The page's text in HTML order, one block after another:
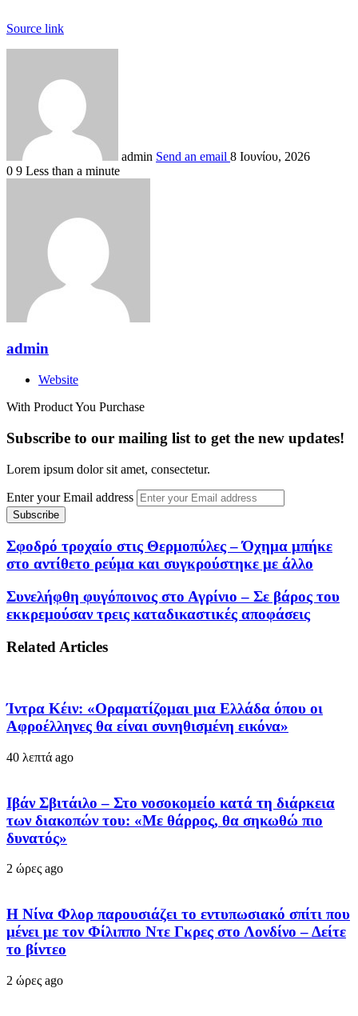
Source link
admin Send an email 8 Ιουνίου, 2026
0 9 Less than a minute
admin
Website
With Product You Purchase
Subscribe to our mailing list to get the new updates!
Lorem ipsum dolor sit amet, consectetur.
Enter your Email address
Σφοδρό τροχαίο στις Θερμοπύλες – Όχημα μπήκε
στο αντίθετο ρεύμα και συγκρούστηκε με άλλο
Συνελήφθη φυγόποινος στο Αγρίνιο – Σε βάρος του
εκκρεμούσαν τρεις καταδικαστικές αποφάσεις
Related Articles
Ίντρα Κέιν: «Οραματίζομαι μια Ελλάδα όπου οι
Αφροέλληνες θα είναι συνηθισμένη εικόνα»
40 λεπτά ago
Ιβάν Σβιτάιλο – Στο νοσοκομείο κατά τη διάρκεια
των διακοπών του: «Με θάρρος, θα σηκωθώ πιο
δυνατός»
2 ώρες ago
Η Νίνα Φλορ παρουσιάζει το εντυπωσιακό σπίτι που
μένει με τον Φίλιππο Ντε Γκρες στο Λονδίνο – Δείτε
το βίντεο
2 ώρες ago